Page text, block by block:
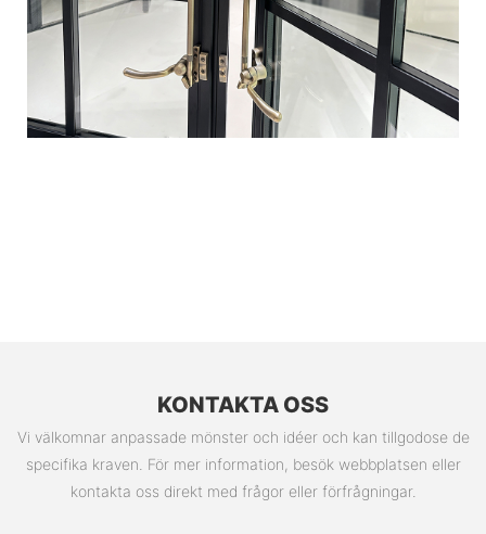
KONTAKTA OSS
Vi välkomnar anpassade mönster och idéer och kan tillgodose de
specifika kraven. För mer information, besök webbplatsen eller
kontakta oss direkt med frågor eller förfrågningar.